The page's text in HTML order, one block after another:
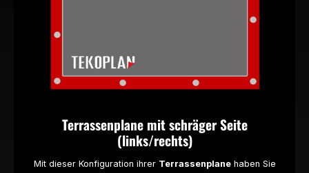
Terrassenplane mit schräger Seite
(links/rechts)
Mit dieser Konfiguration ihrer Terrassenplanehaben Sie